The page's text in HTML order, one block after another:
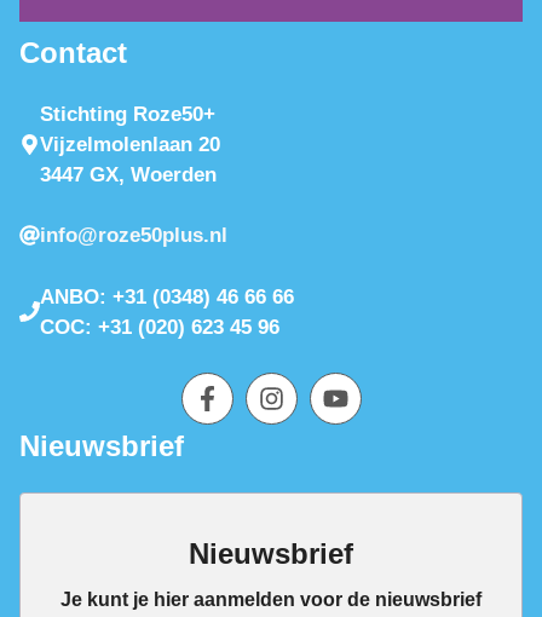
Contact
Stichting Roze50+
Vijzelmolenlaan 20
3447 GX, Woerden
info@roze50plus.nl
ANBO: +31 (0348) 46 66 66
COC: +31 (020) 623 45 96
Nieuwsbrief
Nieuwsbrief
Je kunt je hier aanmelden voor de nieuwsbrief